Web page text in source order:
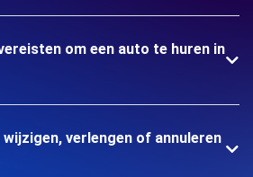
om een auto te huren in
wijzigen, verlengen of annuleren